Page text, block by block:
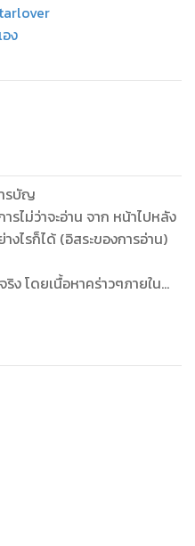
ง
รบัญ
ไม่ว่าจะอ่าน จาก หน้าไปหลัง
งไรก็ได้ (อิสระของการอ่าน)
ง โดยเนื้อหาคร่าวๆภายใน
รวางแผนชีวิต
ด้อย่างไร